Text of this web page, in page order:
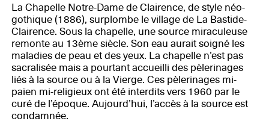
La Chapelle Notre-Dame de Clairence, de style néo-
gothique (1886), surplombe le village de La Bastide-
Clairence. Sous la chapelle, une source miraculeuse
remonte au 13ème siècle. Son eau aurait soigné les
maladies de peau et des yeux. La chapelle n’est pas
sacralisée mais a pourtant accueilli des pèlerinages
liés à la source ou à la Vierge. Ces pèlerinages mi-
païen mi-religieux ont été interdits vers 1960 par le
curé de l’époque. Aujourd’hui, l’accès à la source est
condamnée.